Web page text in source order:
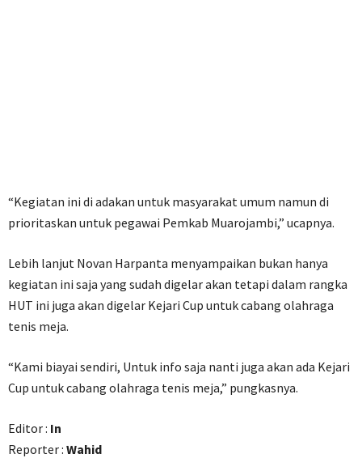
“Kegiatan ini di adakan untuk masyarakat umum namun di
prioritaskan untuk pegawai Pemkab Muarojambi,” ucapnya.
Lebih lanjut Novan Harpanta menyampaikan bukan hanya
kegiatan ini saja yang sudah digelar akan tetapi dalam rangka
HUT ini juga akan digelar Kejari Cup untuk cabang olahraga
tenis meja.
“Kami biayai sendiri, Untuk info saja nanti juga akan ada Kejari
Cup untuk cabang olahraga tenis meja,” pungkasnya.
Editor : In
Reporter : Wahid